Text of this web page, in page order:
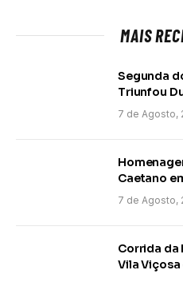
MAIS
Segunda
Triunfou
7 de Agosto,
Caetano
7 de Agosto,
Corrida da
Vila